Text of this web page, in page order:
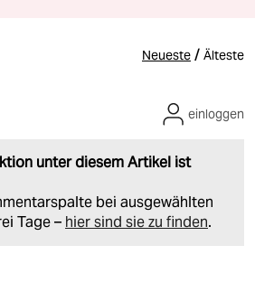
Neueste / Älteste
unter diesem Artikel ist
bei ausgewählten
Tage – hier sind sie zu finden.
einloggen